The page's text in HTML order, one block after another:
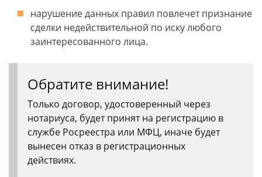
нарушение данных правил повлечет признание
сделки недействительной по иску любого
заинтересованного лица.
Обратите внимание!
Только договор, удостоверенный через
нотариуса, будет принят на регистрацию в
службе Росреестра или МФЦ, иначе будет
вынесен отказ в регистрационных
действиях.